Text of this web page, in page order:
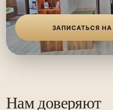
ЗАПИСАТЬСЯ
Нам доверяют